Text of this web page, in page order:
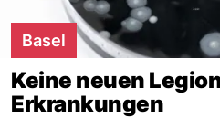
Basel
Keine neuen
Erkrankungen